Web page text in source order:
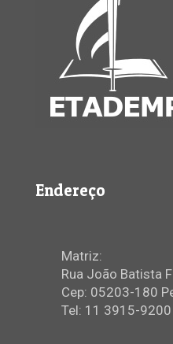
Endereço
Matriz:
Rua João Batista
Cep: 05203-180
Tel: 11 3915-9200